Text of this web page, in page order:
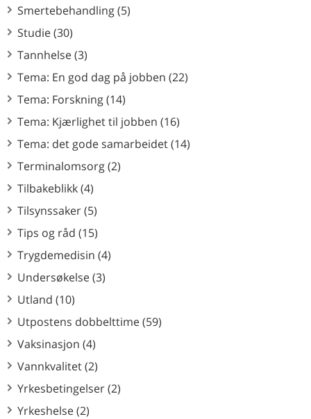
Smertebehandling (5)
Studie (30)
Tannhelse (3)
Tema: En god dag på jobben (22)
Tema: Forskning (14)
Tema: Kjærlighet til jobben (16)
Tema: det gode samarbeidet (14)
Terminalomsorg (2)
Tilbakeblikk (4)
Tilsynssaker (5)
Tips og råd (15)
Trygdemedisin (4)
Undersøkelse (3)
Utland (10)
Utpostens dobbelttime (59)
Vaksinasjon (4)
Vannkvalitet (2)
Yrkesbetingelser (2)
Yrkeshelse (2)